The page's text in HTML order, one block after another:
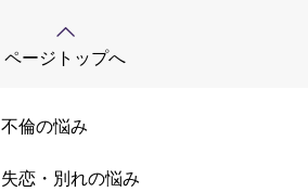
ページトップへ
不倫の悩み
失恋・別れの悩み